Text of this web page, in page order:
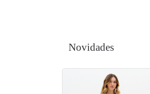
Novidades